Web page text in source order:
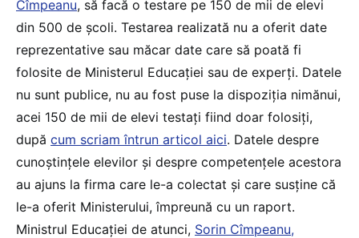
Cîmpeanu, să facă o testare pe 150 de mii de elevi
din 500 de școli. Testarea realizată nu a oferit date
reprezentative sau măcar date care să poată fi
folosite de Ministerul Educației sau de experți. Datele
nu sunt publice, nu au fost puse la dispoziția nimănui,
acei 150 de mii de elevi testați fiind doar folosiți,
după cum scriam întrun articol aici. Datele despre
cunoștințele elevilor și despre competențele acestora
au ajuns la firma care le-a colectat și care susține că
le-a oferit Ministerului, împreună cu un raport.
Ministrul Educației de atunci, Sorin Cîmpeanu,